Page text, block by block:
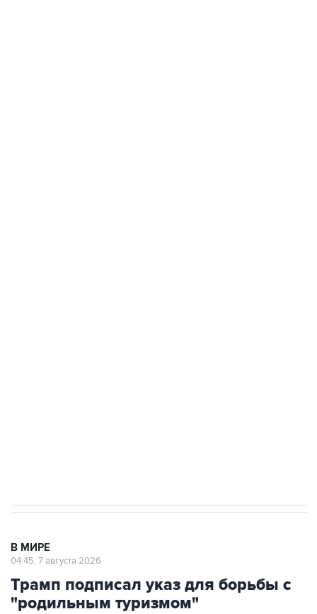
В МИРЕ
04:45, 7 августа 2026
Трамп подписал указ для борьбы с
"родильным туризмом"